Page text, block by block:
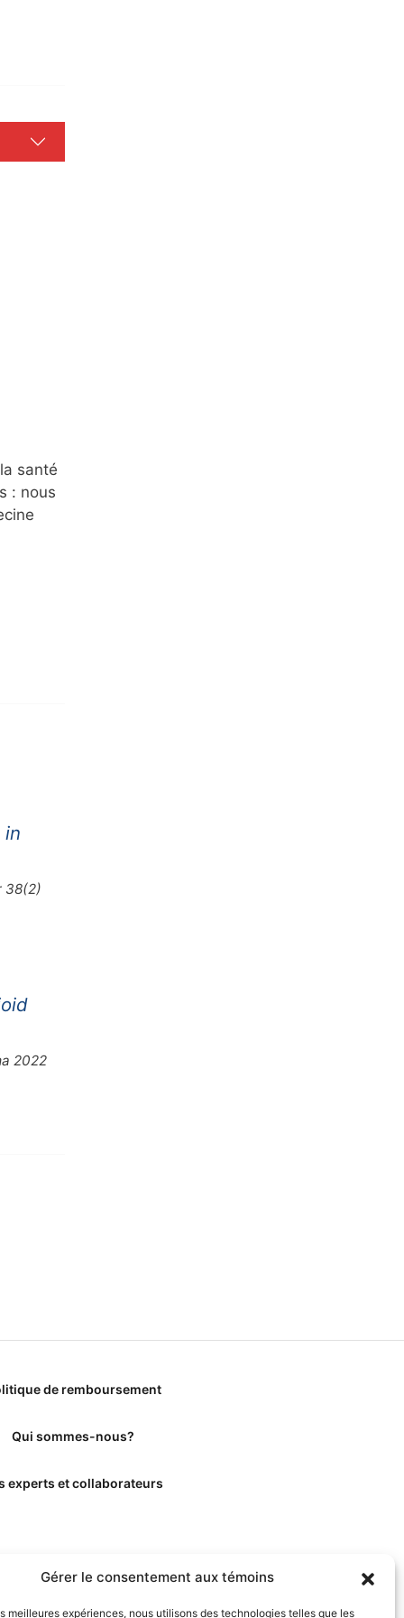
Gérer le consentement aux témoins
meilleures expériences, nous utilisons des technologies telles que les
santé
: nous
in
38(2)
2022
de remboursement
Qui sommes-nous?
experts et collaborateurs